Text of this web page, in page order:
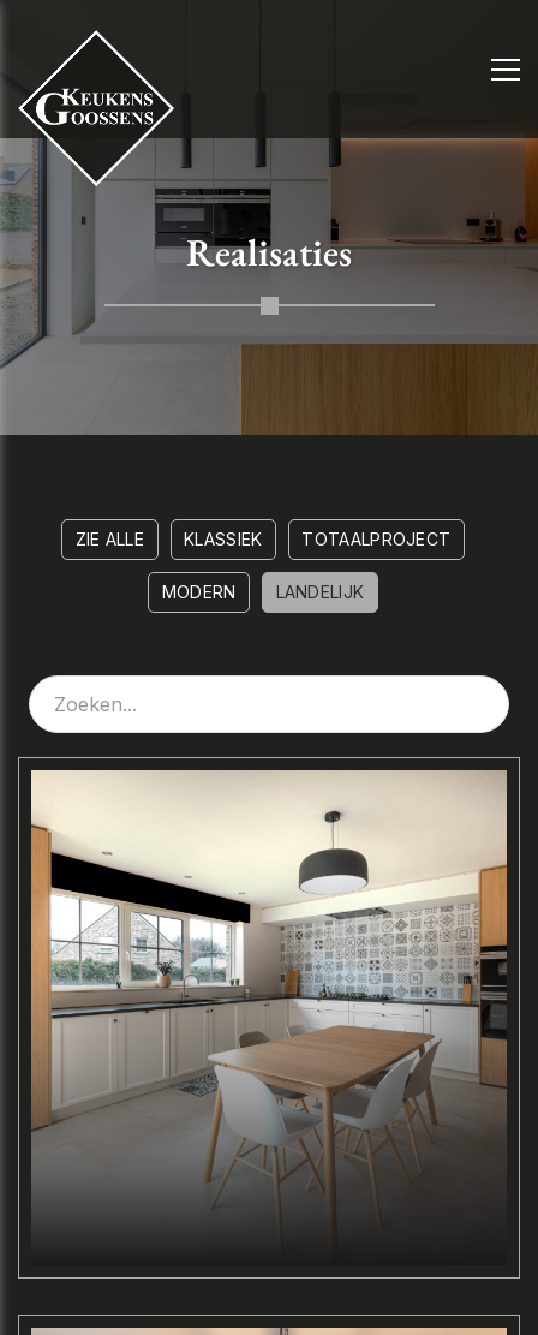
Realisaties
ZIE ALLE KLASSIEK TOTAALPROJECT
MODERN LANDELIJK